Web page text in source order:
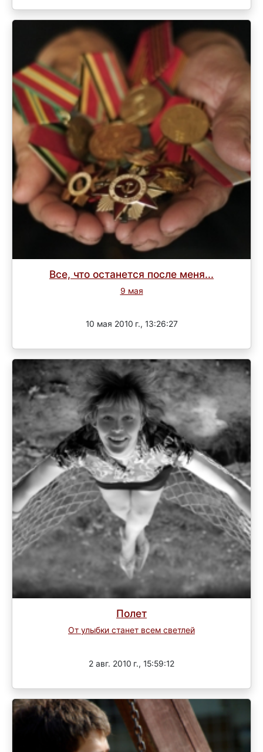
Все, что останется после меня...
9 мая
10 мая 2010 г., 13:26:27
Полет
От улыбки станет всем светлей
2 авг. 2010 г., 15:59:12